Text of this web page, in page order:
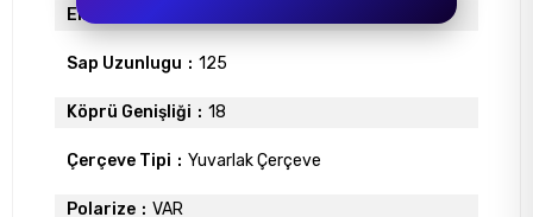
Ekartman
Sap Uzunlugu 125
Köprü Genişliği 18
Çerçeve Tipi Yuvarlak Çerçeve
Polarize VAR